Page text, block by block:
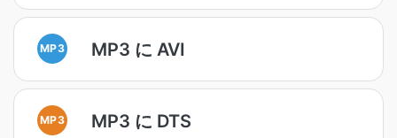
MP3 MP3 に AVI
MP3 MP3 に DTS